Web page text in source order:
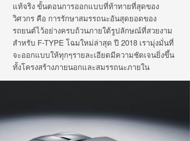
แท้จริง ขั้นตอนการออกแบบที่ท้าทายที่สุดของ
วิศวกร คือ การรักษาสมรรถนะอันสุดยอดของ
รถยนต์ไว้อย่างครบถ้วนภายใต้รูปลักษณ์ที่สวยงาม
สำหรับ F-TYPE โฉมใหม่ล่าสุด ปี 2018 เรามุ่งมั่นที่
จะออกแบบให้ทุกๆรายละเอียดมีความชัดเจนยิ่งขึ้น
ทั้งโครงสร้างภายนอกและสมรรถนะภายใน